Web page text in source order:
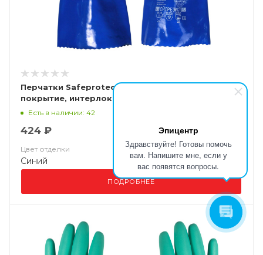
Эпицентр
Здравствуйте! Готовы помочь
вам. Напишите мне, если у
вас появятся вопросы.
Перчатки Safeprotect"ОЙЛРЕЗИСТ" (ПВХ
покрытие, интерлок, песчаное покрытие кисти и
пальцев, дл.35см)
Есть в наличии: 42
424 ₽
Цвет отделки
Синий
ПОДРОБНЕЕ